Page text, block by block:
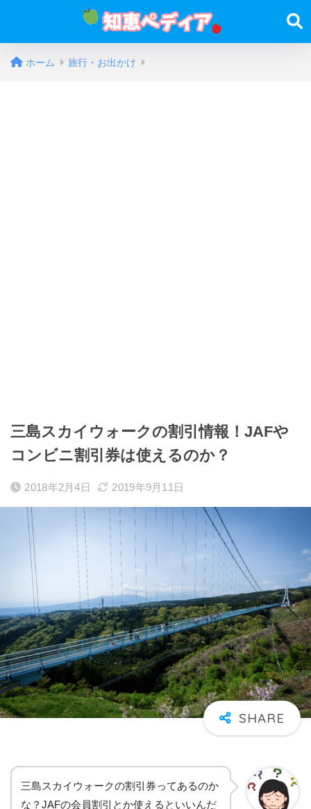
ホーム 旅行・お出かけ
三島スカイウォークの割引情報！JAFや
コンビニ割引券は使えるのか？
2018年2月4日 2019年9月11日
三島スカイウォークの割引券ってあるのか
な？JAFの会員割引とか使えるといいんだ